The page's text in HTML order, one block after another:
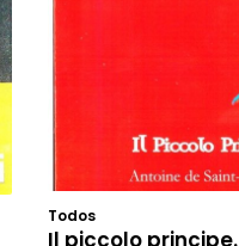
Todos
Il piccolo principe.